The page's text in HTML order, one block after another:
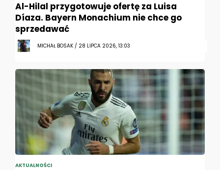
Al-Hilal przygotowuje ofertę za Luisa
Díaza. Bayern Monachium nie chce go
sprzedawać
MICHAŁ BOSAK / 28 LIPCA 2026, 13:03
AKTUALNOŚCI